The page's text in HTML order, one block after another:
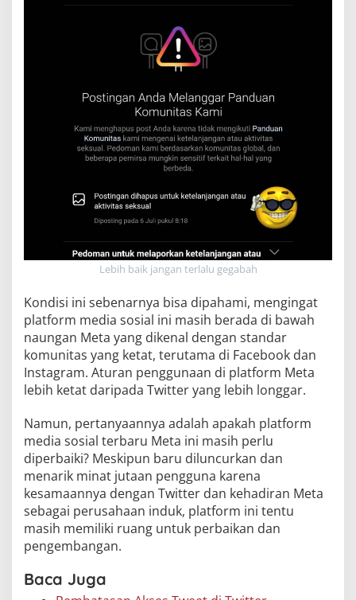
Lebih baik jangan terlalu gegabah
Kondisi ini sebenarnya bisa dipahami, mengingat
platform media sosial ini masih berada di bawah
naungan Meta yang dikenal dengan standar
komunitas yang ketat, terutama di Facebook dan
Instagram. Aturan penggunaan di platform Meta
lebih ketat daripada Twitter yang lebih longgar.
Namun, pertanyaannya adalah apakah platform
media sosial terbaru Meta ini masih perlu
diperbaiki? Meskipun baru diluncurkan dan
menarik minat jutaan pengguna karena
kesamaannya dengan Twitter dan kehadiran Meta
sebagai perusahaan induk, platform ini tentu
masih memiliki ruang untuk perbaikan dan
pengembangan.
Baca Juga